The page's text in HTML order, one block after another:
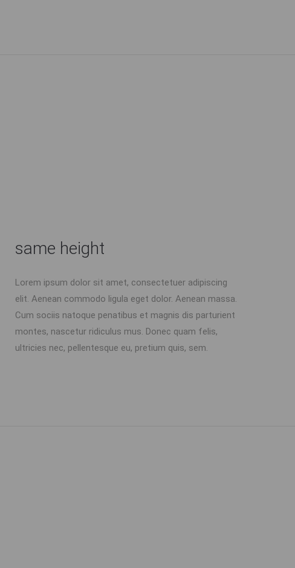
same height
Lorem ipsum dolor sit amet, consectetuer adipiscing
elit. Aenean commodo ligula eget dolor. Aenean massa.
Cum sociis natoque penatibus et magnis dis parturient
montes, nascetur ridiculus mus. Donec quam felis,
ultricies nec, pellentesque eu, pretium quis, sem.